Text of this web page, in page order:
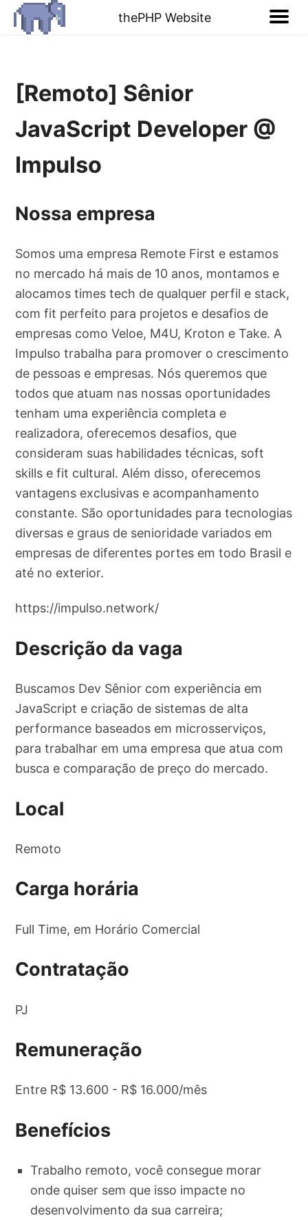
thePHP Website
[Remoto] Sênior
JavaScript Developer @
Impulso
Nossa empresa
Somos uma empresa Remote First e estamos
no mercado há mais de 10 anos, montamos e
alocamos times tech de qualquer perfil e stack,
com fit perfeito para projetos e desafios de
empresas como Veloe, M4U, Kroton e Take. A
Impulso trabalha para promover o crescimento
de pessoas e empresas. Nós queremos que
todos que atuam nas nossas oportunidades
tenham uma experiência completa e
realizadora, oferecemos desafios, que
consideram suas habilidades técnicas, soft
skills e fit cultural. Além disso, oferecemos
vantagens exclusivas e acompanhamento
constante. São oportunidades para tecnologias
diversas e graus de senioridade variados em
empresas de diferentes portes em todo Brasil e
até no exterior.
https://impulso.network/
Descrição da vaga
Buscamos Dev Sênior com experiência em
JavaScript e criação de sistemas de alta
performance baseados em microsserviços,
para trabalhar em uma empresa que atua com
busca e comparação de preço do mercado.
Local
Remoto
Carga horária
Full Time, em Horário Comercial
Contratação
PJ
Remuneração
Entre R$ 13.600 - R$ 16.000/mês
Benefícios
Trabalho remoto, você consegue morar
onde quiser sem que isso impacte no
desenvolvimento da sua carreira;